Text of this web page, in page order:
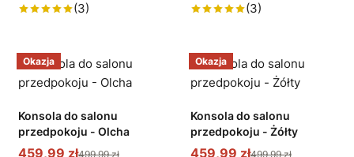
(3) (3)
Okazja
Konsola do salonu
przedpokoju - Olcha
459,99 zł499,99 zł
Okazja
Konsola do salonu
przedpokoju - Żółty
459,99 zł499,99 zł